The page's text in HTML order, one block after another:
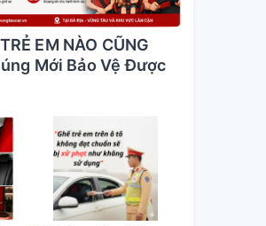
EM NÀO CŨNG
Mới Bảo Vệ Được